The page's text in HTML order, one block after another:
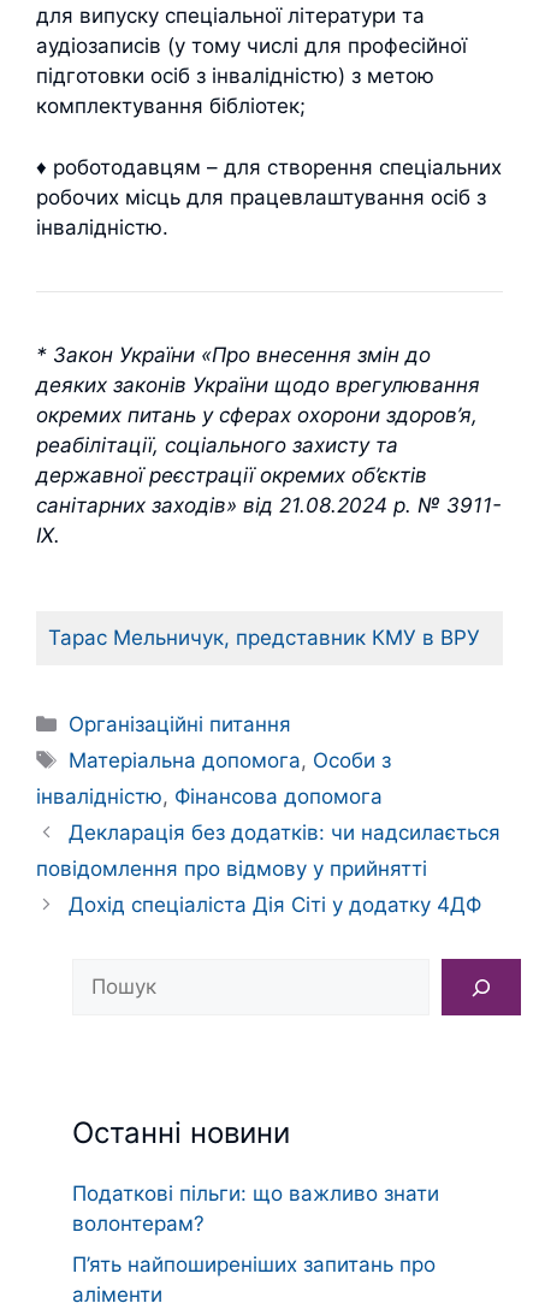
для випуску спеціальної літератури та
аудіозаписів (у тому числі для професійної
підготовки осіб з інвалідністю) з метою
комплектування бібліотек;
♦ роботодавцям – для створення спеціальних
робочих місць для працевлаштування осіб з
інвалідністю.
* Закон України «Про внесення змін до
деяких законів України щодо врегулювання
окремих питань у сферах охорони здоров’я,
реабілітації, соціального захисту та
державної реєстрації окремих об’єктів
санітарних заходів» від 21.08.2024 р. № 3911-
ІХ.
Тарас Мельничук, представник КМУ в ВРУ
Категорії
Організаційні питання
Позначки
Матеріальна допомога, Особи з
інвалідністю, Фінансова допомога
Декларація без додатків: чи надсилається
повідомлення про відмову у прийнятті
Дохід спеціаліста Дія Сіті у додатку 4ДФ
Пошук
Останні новини
Податкові пільги: що важливо знати
волонтерам?
П’ять найпоширеніших запитань про
аліменти